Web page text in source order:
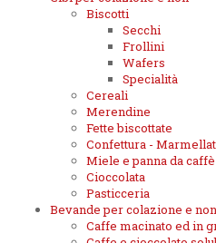
Biscotti
Secchi
Frollini
Wafers
Specialità
Cereali
Merendine
Fette biscottate
Confettura -
Miele e panna da caffè
Cioccolata
Pasticceria
Bevande per colazione e non
Caffe macinato ed in